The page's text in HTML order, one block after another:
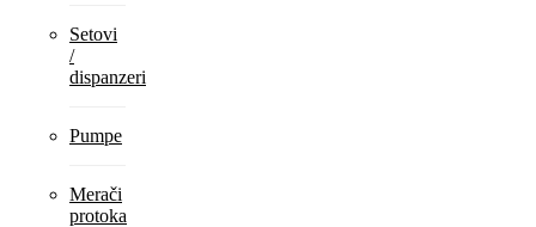
Setovi
/
dispanzeri
Pumpe
Merači
protoka